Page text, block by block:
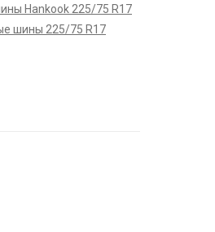
Hankook 225/75 R17
шины 225/75 R17